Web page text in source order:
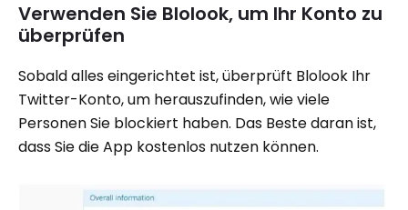
Verwenden Sie Blolook, um Ihr Konto zu
überprüfen
Sobald alles eingerichtet ist, überprüft Blolook Ihr
Twitter-Konto, um herauszufinden, wie viele
Personen Sie blockiert haben. Das Beste daran ist,
dass Sie die App kostenlos nutzen können.